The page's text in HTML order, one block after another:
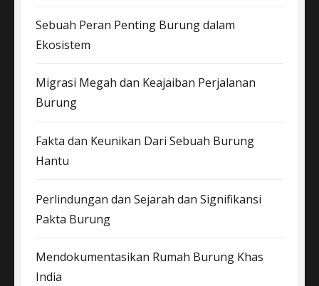
Sebuah Peran Penting Burung dalam
Ekosistem
Migrasi Megah dan Keajaiban Perjalanan
Burung
Fakta dan Keunikan Dari Sebuah Burung
Hantu
Perlindungan dan Sejarah dan Signifikansi
Pakta Burung
Mendokumentasikan Rumah Burung Khas
India